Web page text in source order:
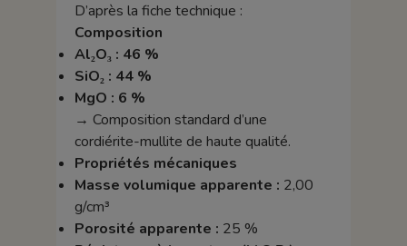
D’après la fiche technique :
Composition
Al₂O₃ : 46 %
SiO₂ : 44 %
MgO : 6 %
→ Composition standard d’une
cordiérite-mullite de haute qualité.
Propriétés mécaniques
Masse volumique apparente : 2,00
g/cm³
Porosité apparente : 25 %